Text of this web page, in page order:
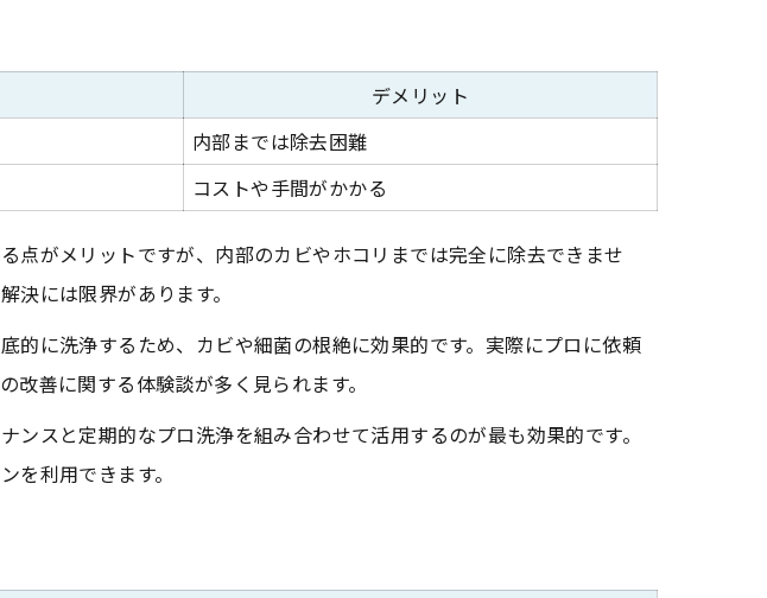
デメリット
内部までは除去困難
コストや手間がかかる
点がメリットですが、内部のカビやホコリまでは完全に除去できませ
には限界があります。
に洗浄するため、カビや細菌の根絶に効果的です。実際にプロに依頼
善に関する体験談が多く見られます。
スと定期的なプロ洗浄を組み合わせて活用するのが最も効果的です。
を利用できます。